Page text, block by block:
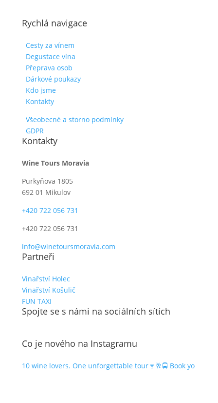
Rychlá navigace
Cesty za vínem
Degustace vína
Přeprava osob
Dárkové poukazy
Kdo jsme
Kontakty
Všeobecné a storno podmínky
GDPR
Kontakty
Wine Tours Moravia
Purkyňova 1805
692 01 Mikulov
+420 722 056 731
+420 722 056 731
info@winetoursmoravia.com
Partneři
Vinařství Holec
Vinařství Košulič
FUN TAXI
Spojte se s námi na sociálních sítích
Co je nového na Instagramu
10 wine lovers. One unforgettable tour🍷🥂🚍 Book yo